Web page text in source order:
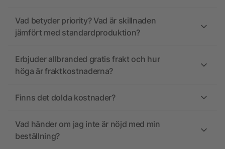
Vad betyder priority? Vad är skillnaden
jämfört med standardproduktion?
Erbjuder allbranded gratis frakt och hur
höga är fraktkostnaderna?
Finns det dolda kostnader?
Vad händer om jag inte är nöjd med min
beställning?